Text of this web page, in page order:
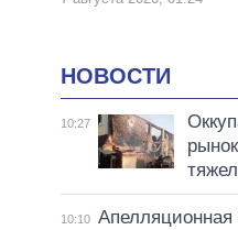
НОВОСТИ
10:27
10:10